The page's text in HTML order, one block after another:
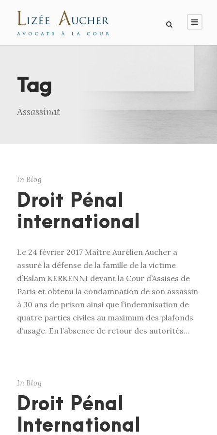
Tag
Assassinat
In Blog
Droit Pénal
international
Le 24 février 2017 Maître Aurélien Aucher a
assuré la défense de la famille de la victime
d’Eslam KERKENNI devant la Cour d’Assises de
Paris et obtenu la condamnation de son assassin
à 30 ans de prison ainsi que l’indemnisation de
quatre parties civiles au maximum des plafonds
d’usage. En l’absence de retour des autorités...
In Blog
Droit Pénal
International